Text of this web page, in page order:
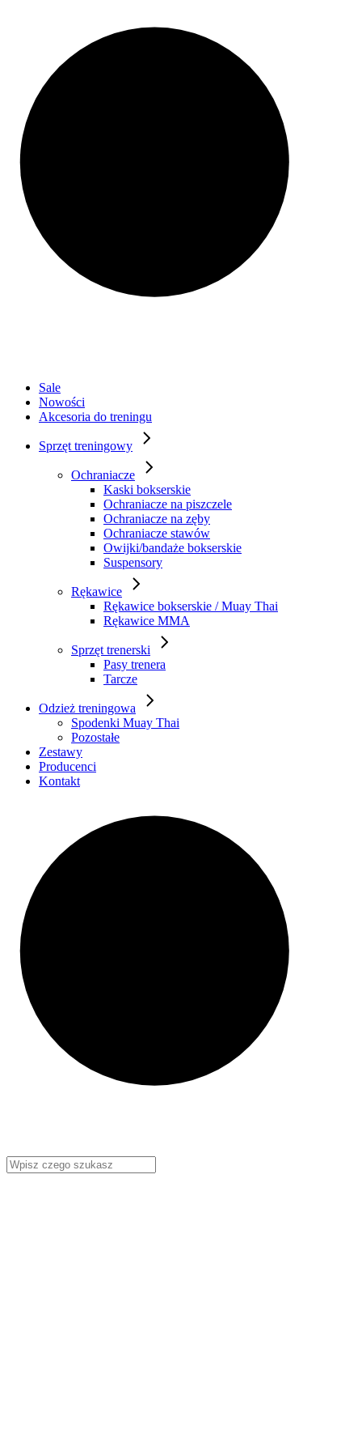
Sale
Nowości
Akcesoria do treningu
Sprzęt treningowy
Ochraniacze
Kaski bokserskie
Ochraniacze na piszczele
Ochraniacze na zęby
Ochraniacze stawów
Owijki/bandaże bokserskie
Suspensory
Rękawice
Rękawice bokserskie / Muay Thai
Rękawice MMA
Sprzęt trenerski
Pasy trenera
Tarcze
Odzież treningowa
Spodenki Muay Thai
Pozostałe
Zestawy
Producenci
Kontakt